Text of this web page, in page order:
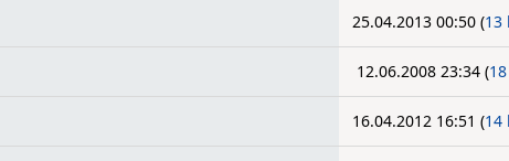
25.04.2013 00:50 (13
12.06.2008 23:34 (
16.04.2012 16:51 (14